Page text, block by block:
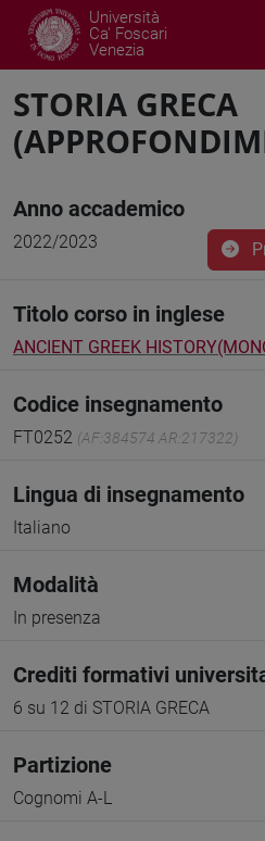
Università
Ca' Foscari
Venezia
STORIA GRECA
Anno accademico
2022/2023
Titolo corso in inglese
ANCIENT GREEK
Codice insegnamento
FT0252 (AF:384574 AR:217322)
Lingua di insegnamento
Italiano
Modalità
In presenza
Crediti formativi
6 su 12 di STORIA GRECA
Partizione
Cognomi A-L